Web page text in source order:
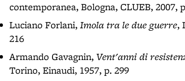
contemporanea, Bologna, CLUEB, 2007,
Luciano Forlani,Imola tra le due guerre,
216
Armando Gavagnin, Vent'anni di
Torino, Einaudi, 1957, p. 299